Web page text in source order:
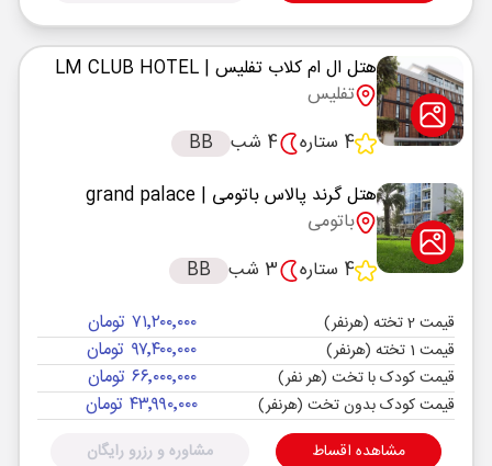
هتل ال ام کلاب تفلیس | LM CLUB HOTEL
تفلیس
4 ستاره
4 شب
BB
هتل گرند پالاس باتومی | grand palace
باتومی
4 ستاره
3 شب BB
قیمت 2 تخته (هرنفر) ۷۱٬۲۰۰٬۰۰۰ تومان
قیمت 1 تخته (هرنفر) ۹۷٬۴۰۰٬۰۰۰ تومان
قیمت کودک با تخت (هر نفر) ۶۶٬۰۰۰٬۰۰۰ تومان
قیمت کودک بدون تخت (هرنفر) ۴۳٬۹۹۰٬۰۰۰ تومان
مشاهده اقساط مشاوره و رزرو رایگان